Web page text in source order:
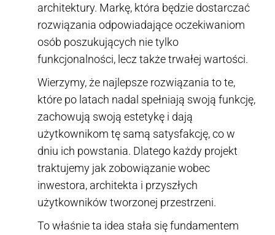
architektury. Markę, która będzie dostarczać
rozwiązania odpowiadające oczekiwaniom
osób poszukujących nie tylko
funkcjonalności, lecz także trwałej wartości.
Wierzymy, że najlepsze rozwiązania to te,
które po latach nadal spełniają swoją funkcję,
zachowują swoją estetykę i dają
użytkownikom tę samą satysfakcję, co w
dniu ich powstania. Dlatego każdy projekt
traktujemy jak zobowiązanie wobec
inwestora, architekta i przyszłych
użytkowników tworzonej przestrzeni.
To właśnie ta idea stała się fundamentem